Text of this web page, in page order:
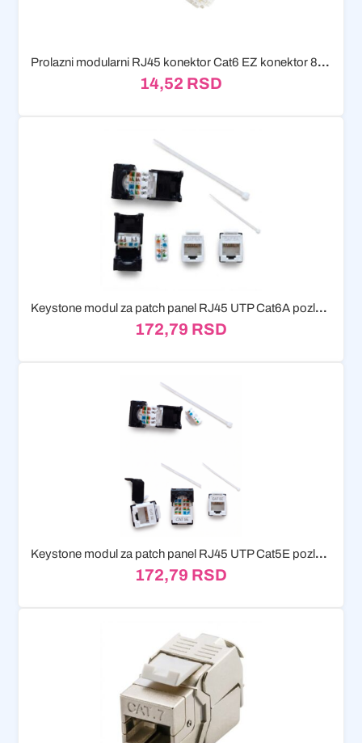
Prolazni modularni RJ45 konektor Cat6 EZ konektor 8P8C
14,52 RSD
Keystone modul za patch panel RJ45 UTP Cat6A pozlaceni
172,79 RSD
Keystone modul za patch panel RJ45 UTP Cat5E pozlaceni
172,79 RSD